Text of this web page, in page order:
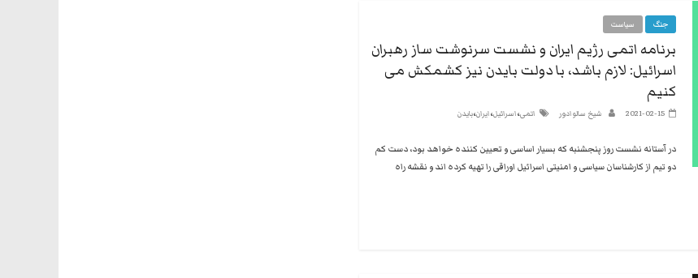
جنگ سیاست
برنامه اتمی رژیم ایران و نشست سرنوشت ساز رهبران
اسرائیل: لازم باشد، با دولت بایدن نیز کشمکش می
کنیم
2021-02-15 شیخ سالوادور اتمی،اسرائیل،ایران،بایدن
در آستانه نشست روز پنجشنبه که بسیار اساسی و تعیین کننده خواهد بود، دست کم
دو تیم از کارشناسان سیاسی و امنیتی اسرائیل اوراقی را تهیه کرده اند و نقشه راه